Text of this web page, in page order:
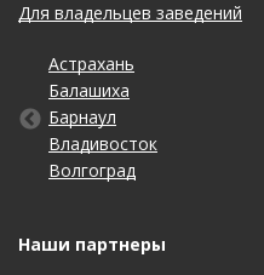
Для владельцев заведений
Астрахань
Балашиха
Барнаул
Владивосток
Волгоград
Калининград
Кемерово
Киров
Краснодар
Красноярск
Омск
Оренбург
Пенза
Пермь
Ростов-на-Дону
Тольятти
Томск
Тула
Тюмень
Ульяновск
Наши партнеры